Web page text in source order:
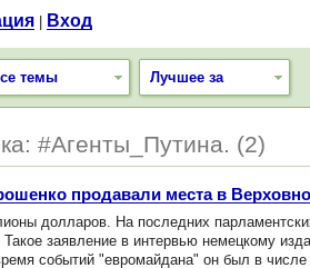
Вход
темы Лучшее за
#Агенты_Путина. (2)
продавали места в
долларов. На последних
заявление в интервью немецкому
событий "евромайдана" он был в